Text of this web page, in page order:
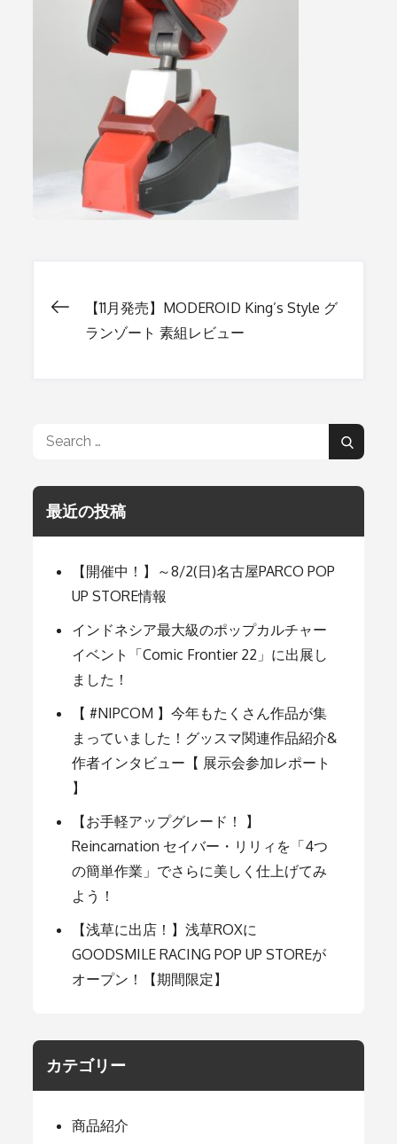
投
ナ
ビ
ゲ
ー
シ
ョ
ン
【11月発売】MODEROID King’s Style グ
ランゾート 素組レビュー
Search
Search
最近の投稿
【開催中！】～8/2(日)名古屋PARCO POP
UP STORE情報
インドネシア最大級のポップカルチャー
イベント「Comic Frontier 22」に出展し
ました！
【 #NIPCOM 】今年もたくさん作品が集
まっていました！グッスマ関連作品紹介&
作者インタビュー【 展示会参加レポート
】
【お手軽アップグレード！ 】
Reincarnation セイバー・リリィを「4つ
の簡単作業」でさらに美しく仕上げてみ
よう！
【浅草に出店！】浅草ROXに
GOODSMILE RACING POP UP STOREが
オープン！【期間限定】
カテゴリー
商品紹介